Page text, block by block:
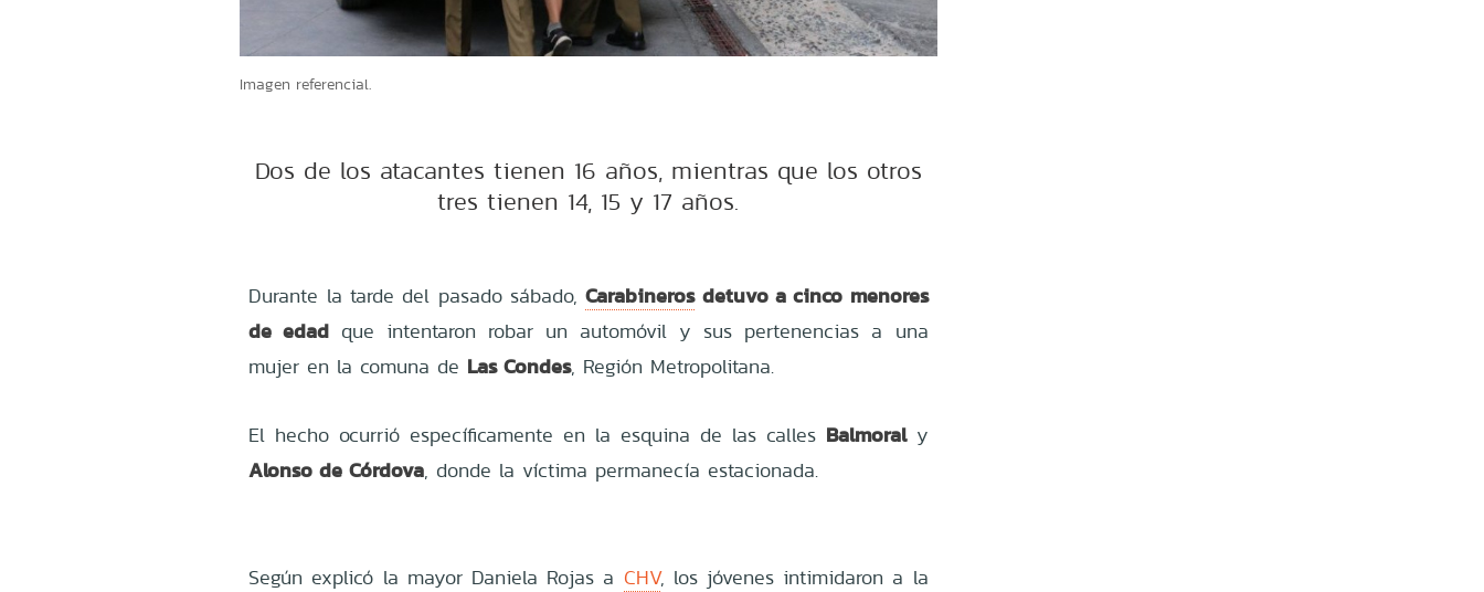
Imagen referencial.
Dos de los atacantes tienen 16 años, mientras que los otros
tres tienen 14, 15 y 17 años.
Durante la tarde del pasado sábado,Carabinerosdetuvo a cinco menores
de edad que intentaron robar un automóvil y sus pertenencias a una
mujer en la comuna de Las Condes, Región Metropolitana.
El hecho ocurrió específicamente en la esquina de las calles Balmoraly
Alonso de Córdova, donde la víctima permanecía estacionada.
Según explicó la mayor Daniela Rojas a CHV, los jóvenes intimidaron a la